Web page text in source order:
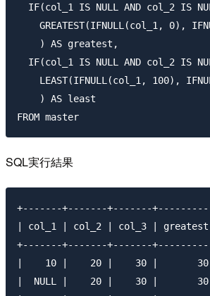
IF(col_1 IS NULL AND col_2 IS
GREATEST(IFNULL(col_1, 0),
    ) AS greatest,
IF(col_1 IS NULL AND col_2 IS
LEAST(IFNULL(col_1, 100),
    ) AS least
SQL実行結果
+-------+-------+-------
| col_1 | col_2 | col_3 |
+-------+-------+-------
|    10 |    20 |    30 |       30
|  NULL |    20 |    30 |